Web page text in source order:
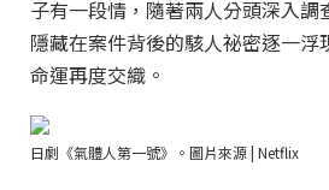
子有一段情，隨著兩人分頭深入調
隱藏在案件背後的駭人祕密逐一浮
命運再度交織。
日劇《氣體人第一號》。圖片來源 | Netflix